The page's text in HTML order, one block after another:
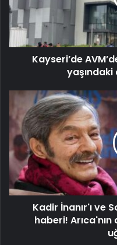
Kayseri’de
yaşındaki
Kadir İnanır'ı ve
haberi!